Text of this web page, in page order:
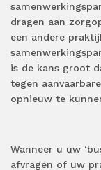
dragen aan
een andere
is de kans groot
tegen
opnieuw te
Wanneer u uw
afvragen of uw